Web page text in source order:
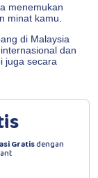
menemukan
minat kamu.
di Malaysia
dan
juga secara